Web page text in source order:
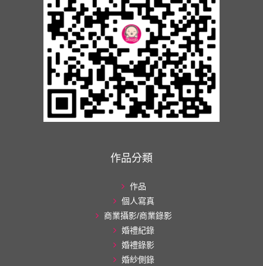
作品分類
作品
個人寫真
商業攝影/商業錄影
婚禮紀錄
婚禮錄影
婚紗側錄